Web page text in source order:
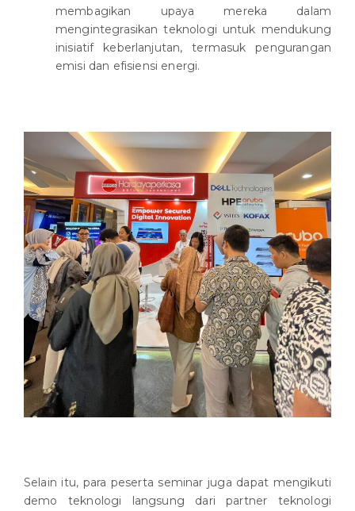
membagikan upaya mereka dalam
mengintegrasikan teknologi untuk mendukung
inisiatif keberlanjutan, termasuk pengurangan
emisi dan efisiensi energi.
Selain itu, para peserta seminar juga dapat mengikuti
demo teknologi langsung dari partner teknologi